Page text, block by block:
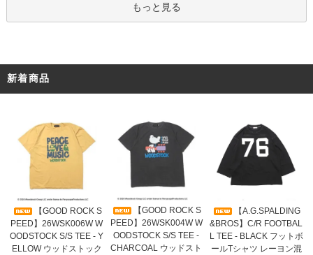
もっと見る
新着商品
【GOOD ROCK S
PEED】26WSK006W W
OODSTOCK S/S TEE - Y
ELLOW ウッドストック
【GOOD ROCK S
PEED】26WSK004W W
OODSTOCK S/S TEE -
CHARCOAL ウッドスト
【A.G.SPALDING
&BROS】C/R FOOTBAL
L TEE - BLACK フットボ
ールTシャツ レーヨン混